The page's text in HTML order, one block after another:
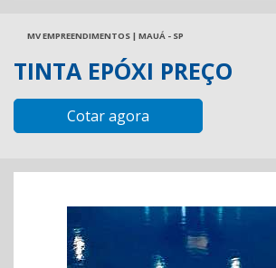
MV EMPREENDIMENTOS | MAUÁ - SP
TINTA EPÓXI PREÇO
Cotar agora